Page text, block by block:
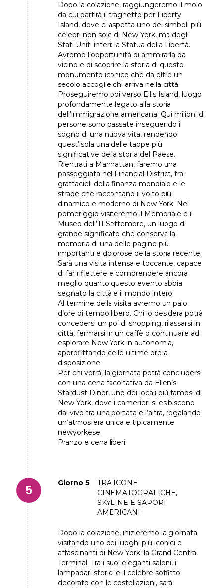
Dopo la colazione, raggiungeremo il molo
da cui partirà il traghetto per Liberty
Island, dove ci aspetta uno dei simboli più
celebri non solo di New York, ma degli
Stati Uniti interi: la Statua della Libertà.
Avremo l’opportunità di ammirarla da
vicino e di scoprire la storia di questo
monumento iconico che da oltre un
secolo accoglie chi arriva nella città.
Proseguiremo poi verso Ellis Island, luogo
profondamente legato alla storia
dell’immigrazione americana. Qui milioni di
persone sono passate inseguendo il
sogno di una nuova vita, rendendo
quest’isola una delle tappe più
significative della storia del Paese.
Rientrati a Manhattan, faremo una
passeggiata nel Financial District, tra i
grattacieli della finanza mondiale e le
strade che raccontano il volto più
dinamico e moderno di New York. Nel
pomeriggio visiteremo il Memoriale e il
Museo dell’11 Settembre, un luogo di
grande significato che conserva la
memoria di una delle pagine più
importanti e dolorose della storia recente.
Sarà una visita intensa e toccante, capace
di far riflettere e comprendere ancora
meglio quanto questo evento abbia
segnato la città e il mondo intero.
Al termine della visita avremo un paio
d’ore di tempo libero. Chi lo desidera potrà
concedersi un po’ di shopping, rilassarsi in
città, fermarsi in un caffè o continuare ad
esplorare New York in autonomia,
approfittando delle ultime ore a
disposizione.
Per chi vorrà, la giornata potrà concludersi
con una cena facoltativa da Ellen’s
Stardust Diner, uno dei locali più famosi di
New York, dove i camerieri si esibiscono
dal vivo tra una portata e l’altra, regalando
un’atmosfera unica e tipicamente
newyorkese.
Pranzo e cena liberi.
Giorno 5
TRA ICONE
CINEMATOGRAFICHE,
SKYLINE E SAPORI
AMERICANI
Dopo la colazione, inizieremo la giornata
visitando uno dei luoghi più iconici e
affascinanti di New York: la Grand Central
Terminal. Tra i suoi eleganti saloni, i
lampadari storici e il celebre soffitto
decorato con le costellazioni, sarà